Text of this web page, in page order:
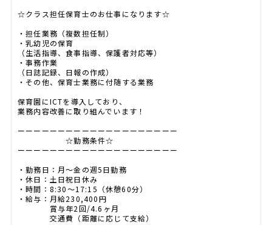
☆クラス担任保育士のお仕事になります☆
・担任業務（複数担任制）
・乳幼児の保育
（生活指導、食事指導、保護者対応等）
・事務作業
（日誌記録、日報の作成）
・その他、保育士業務に付随する業務
保育園にICTを導入しており、
業務内容改善に取り組んでいます！
ーーーーーーーーーーーーーーーーーーーー
☆勤務条件☆
ーーーーーーーーーーーーーーーーーーーー
・勤務日：月～金の週5日勤務
・休日：土日祝日休み
・時間：8:30～17:15（休憩60分）
・給与：月給230,400円
賞与年2回/4.6ヶ月
交通費（距離に応じて支給）